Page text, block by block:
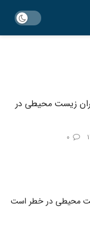
زیست محیطی در
محیطی در خطر است